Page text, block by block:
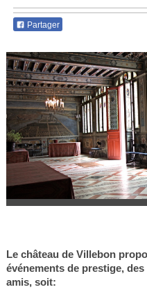
Partager
Le château de Villebon
événements de prestige,
amis, soit: